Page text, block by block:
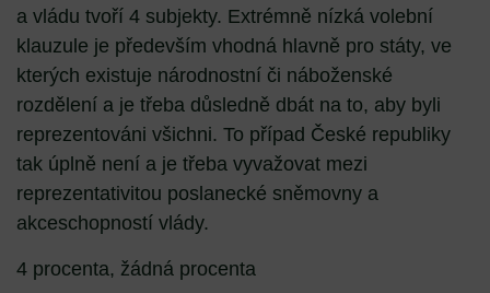
a vládu tvoří 4 subjekty. Extrémně nízká volební
klauzule je především vhodná hlavně pro státy, ve
kterých existuje národnostní či náboženské
rozdělení a je třeba důsledně dbát na to, aby byli
reprezentováni všichni. To případ České republiky
tak úplně není a je třeba vyvažovat mezi
reprezentativitou poslanecké sněmovny a
akceschopností vlády.
4 procenta, žádná procenta